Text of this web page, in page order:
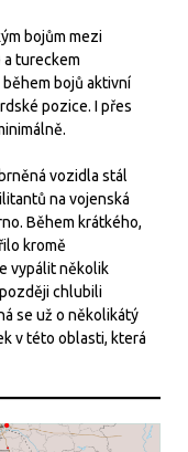
bojům mezi
a tureckem
bojů aktivní
pozice. I přes
vozidla stál
na vojenská
Během krátkého,
kromě
vypálit několik
chlubili
se už o několikátý
v této oblasti, která